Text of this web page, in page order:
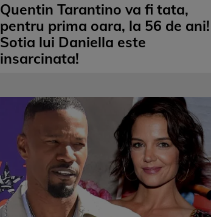
Quentin Tarantino va fi tata,
pentru prima oara, la 56 de ani!
Sotia lui Daniella este
insarcinata!